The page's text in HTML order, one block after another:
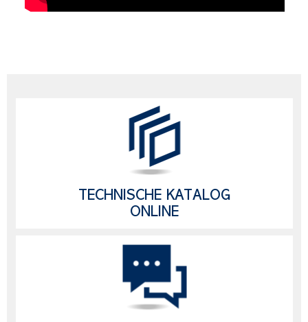
TECHNISCHE KATALOG
ONLINE